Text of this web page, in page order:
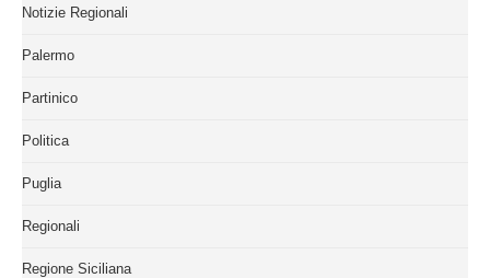
Notizie Regionali
Palermo
Partinico
Politica
Puglia
Regionali
Regione Siciliana